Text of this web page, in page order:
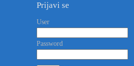
Prijavi se
User
Password